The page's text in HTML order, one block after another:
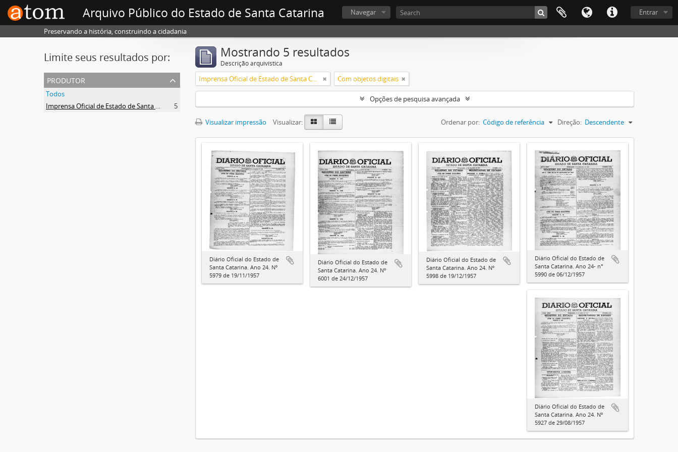
Arquivo Público do Estado de Santa Catarina Entrar
Navegar
Preservando a história, construindo a cidadania
Limite seus resultados por:
produtor
Todos
Imprensa Oficial de Estado de Santa Catarina
5
Mostrando 5 resultados
Descrição arquivística
Imprensa Oficial de Estado de Santa Catarina Com objetos digitais
Opções de pesquisa avançada
Visualizar impressão Visualizar: Ordenar por: Código de referência Direção: Descendente
Diário Oficial do Estado de
Santa Catarina. Ano 24. Nº
5979 de 19/11/1957
Diário Oficial do Estado de
Santa Catarina. Ano 24. Nº
6001 de 24/12/1957
Diário Oficial do Estado de
Santa Catarina. Ano 24. Nº
5998 de 19/12/1957
Diário Oficial do Estado de
Santa Catarina. Ano 24- n°
5990 de 06/12/1957
Diário Oficial do Estado de
Santa Catarina. Ano 24. Nº
5927 de 29/08/1957